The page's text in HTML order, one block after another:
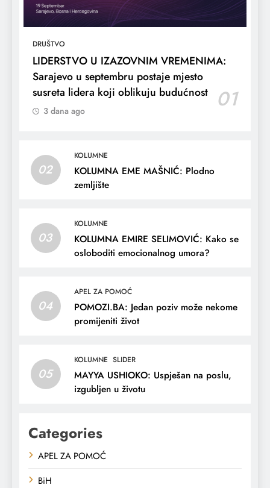
DRUŠTVO
LIDERSTVO U IZAZOVNIM VREMENIMA:
Sarajevo u septembru postaje mjesto
susreta lidera koji oblikuju budućnost
01
3 dana ago
02
KOLUMNE
KOLUMNA EME MAŠNIĆ: Plodno
zemljište
03
KOLUMNE
KOLUMNA EMIRE SELIMOVIĆ: Kako se
osloboditi emocionalnog umora?
04
APEL ZA POMOĆ
POMOZI.BA: Jedan poziv može nekome
promijeniti život
05
KOLUMNE SLIDER
MAYYA USHIOKO: Uspješan na poslu,
izgubljen u životu
Categories
APEL ZA POMOĆ
BiH